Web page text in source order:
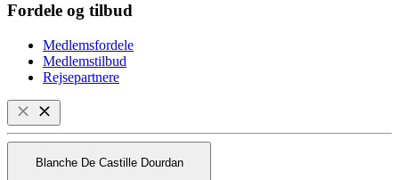
Fordele og tilbud
Medlemsfordele
Medlemstilbud
Rejsepartnere
Blanche De Castille Dourdan